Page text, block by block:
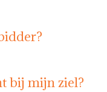
bij mijn ziel?